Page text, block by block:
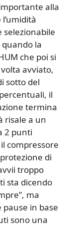
alla
selezionabile
quando la
che poi si
avviato,
sotto del
il
termina
risale a un
2 punti
compressore
di
troppo
sta dicendo
ma
in base
sono una